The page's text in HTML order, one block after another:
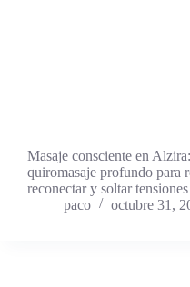
Masaje consciente en
quiromasaje profundo para
reconectar y soltar
paco
octubre 31,